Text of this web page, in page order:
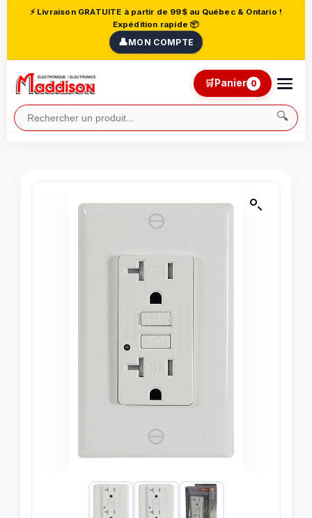
⚡ Livraison GRATUITE à partir de 99$ au Québec & Ontario !
Expédition rapide 📦
👤MON COMPTE
🔍
🛒Panier 0